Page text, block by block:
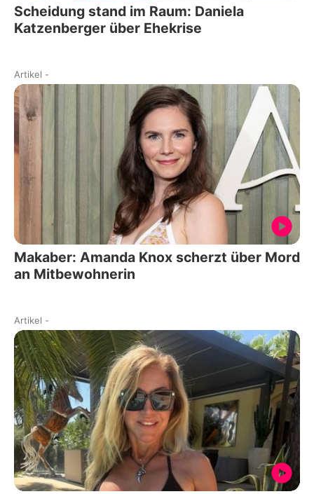
Scheidung stand im Raum: Daniela
Katzenberger über Ehekrise
Artikel -
Makaber: Amanda Knox scherzt über Mord
an Mitbewohnerin
Artikel -